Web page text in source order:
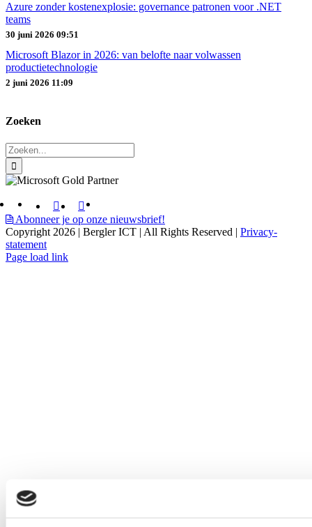
Azure zonder kostenexplosie: governance patronen voor .NET
teams
30 juni 2026 09:51
Microsoft Blazor in 2026: van belofte naar volwassen
productietechnologie
2 juni 2026 11:09
Zoeken
Zoeken
naar:
Abonneer je op onze nieuwsbrief!
Copyright 2026 | Bergler ICT | All Rights Reserved | Privacy-
statement
Page load link